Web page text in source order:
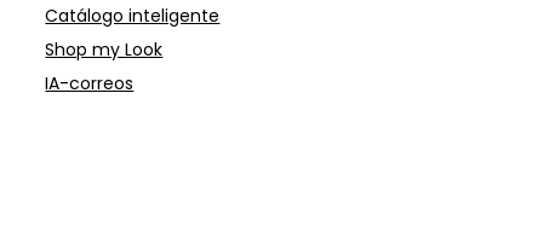
Catálogo inteligente
Shop my Look
IA-correos